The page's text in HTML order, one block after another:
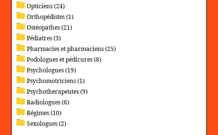
Opticiens (24)
Orthopédistes (1)
Ostéopathes (21)
Pédiatres (3)
Pharmacies et pharmaciens (25)
Podologues et pédicures (8)
Psychologues (19)
Psychomotriciens (1)
Psychotherapeutes (9)
Radiologues (6)
Régimes (10)
Sexologues (2)